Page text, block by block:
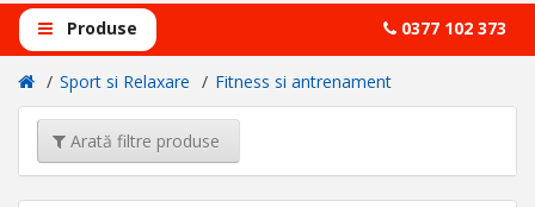
Produse 0377 102 373
Sport si Relaxare Fitness si antrenament
Arată filtre produse